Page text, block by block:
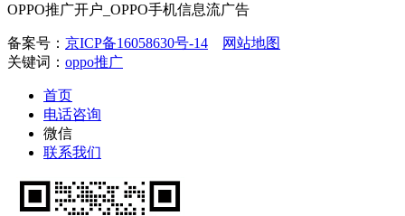
OPPO推广开户_OPPO手机信息流广告
备案号： 京ICP备16058630号-14
网站地图
关键词： oppo推广
首页
电话咨询
微信
联系我们